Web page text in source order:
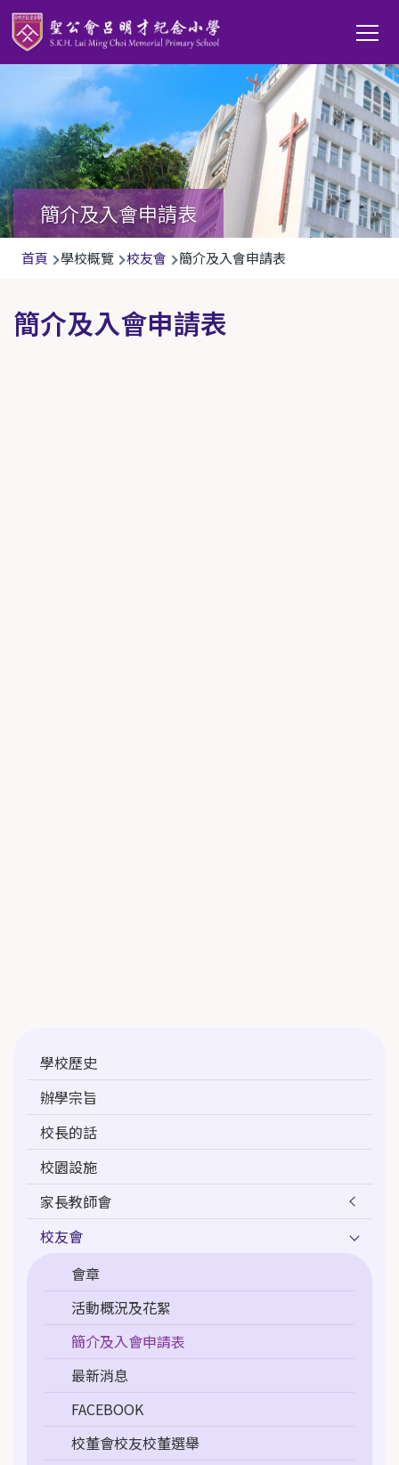
移至主內容
Main
簡介及入會申請表
導
連
結
首頁 學校概覽 校友會 簡介及入會申請表
簡介及入會申請表
navigation
學校歷史
辦學宗旨
校長的話
校園設施
家長教師會
校友會
會章
活動概況及花絮
簡介及入會申請表
最新消息
FACEBOOK
校董會校友校董選舉